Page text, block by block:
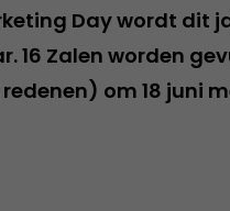
Day wordt dit
16 Zalen worden
om 18 juni